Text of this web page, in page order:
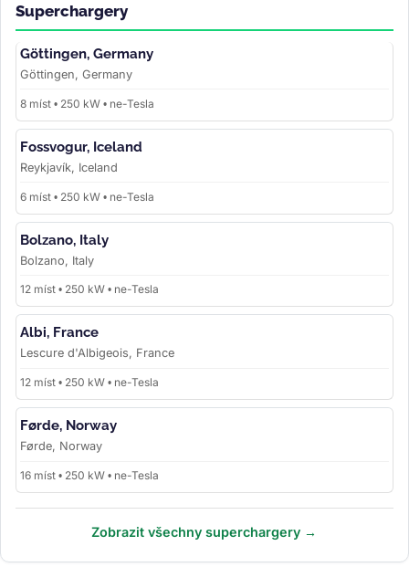
Superchargery
Göttingen, Germany
Göttingen, Germany
8 míst • 250 kW • ne-Tesla
Fossvogur, Iceland
Reykjavík, Iceland
6 míst • 250 kW • ne-Tesla
Bolzano, Italy
Bolzano, Italy
12 míst • 250 kW • ne-Tesla
Albi, France
Lescure d'Albigeois, France
12 míst • 250 kW • ne-Tesla
Førde, Norway
Førde, Norway
16 míst • 250 kW • ne-Tesla
Zobrazit všechny superchargery →